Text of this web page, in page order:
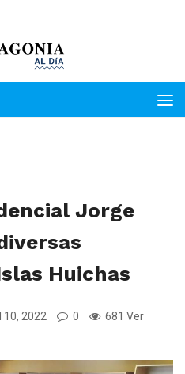
Jorge
Huichas
10, 2022 0 681 Ver